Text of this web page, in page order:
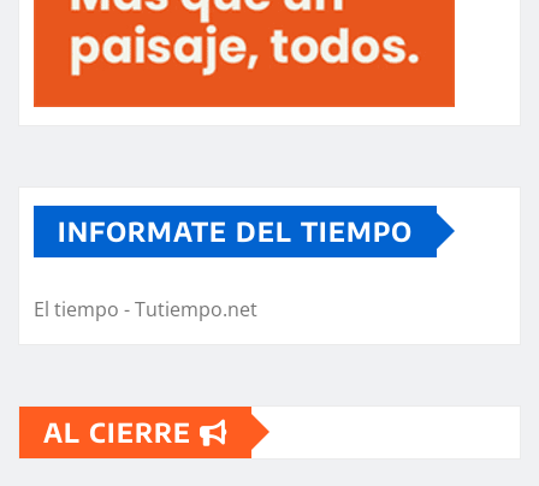
INFORMATE DEL TIEMPO
El tiempo - Tutiempo.net
AL CIERRE